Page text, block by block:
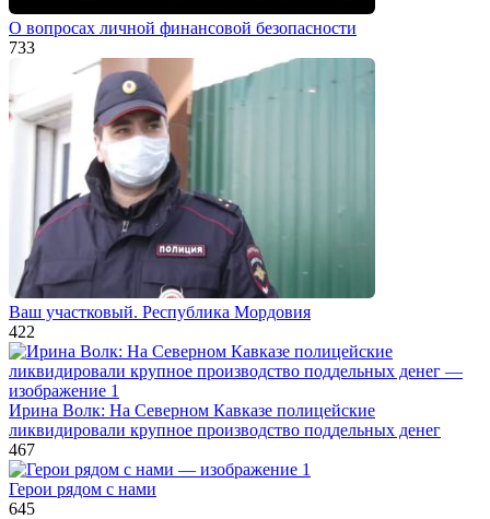
О вопросах личной финансовой безопасности
733
Ваш участковый. Республика Мордовия
422
Ирина Волк: На Северном Кавказе полицейские
ликвидировали крупное производство поддельных денег
467
Герои рядом с нами
645